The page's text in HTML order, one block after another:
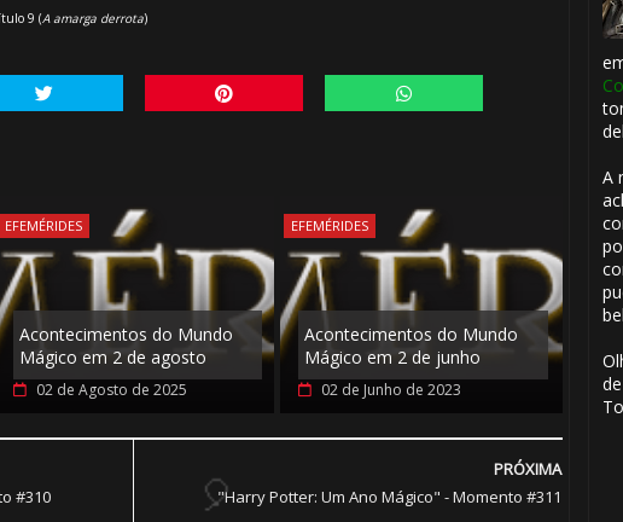
9 (A amarga derrota)
EFEMÉRIDES
Acontecimentos do Mundo
Mágico em 2 de agosto
02 de Agosto de 2025
EFEMÉRIDES
Acontecimentos do Mundo
Mágico em 2 de junho
02 de Junho de 2023
PRÓXIMA
"Harry Potter: Um Ano Mágico" - Momento #311
#310
A
1️⃣ 8️⃣
⚡
1️⃣ 8️⃣